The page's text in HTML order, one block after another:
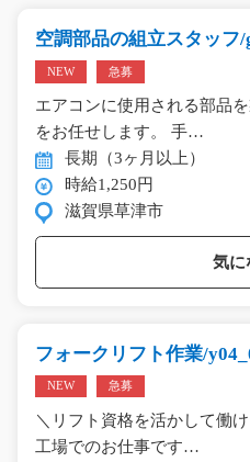
空調部品の組立スタッフ/
NEW 急募
エアコンに使用される部品
をお任せします。 手…
長期（3ヶ月以上）
時給1,250円
滋賀県草津市
気に
フォークリフト作業/
NEW 急募
＼リフト資格を活かして働
工場でのお仕事です…